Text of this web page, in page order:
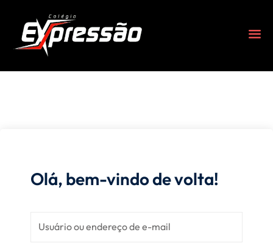
Olá, bem-vindo de volta!